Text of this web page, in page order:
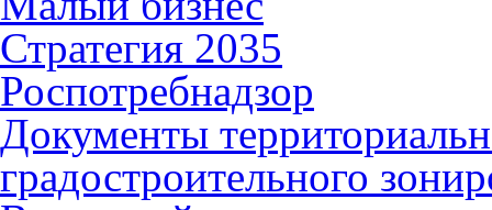
Стратегия 2035
Роспотребнадзор
Документы
градостроительного